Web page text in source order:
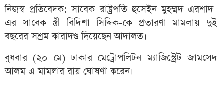
নিজস্ব প্রতিবেদক: সাবেক রাষ্ট্রপতি হুসেইন মুহম্মদ এরশাদ-
এর সাবেক স্ত্রী বিদিশা সিদ্দিক-কে প্রতারণা মামলায় দুই
বছরের সশ্রম কারাদণ্ড দিয়েছেন আদালত।
বুধবার (২০ মে) ঢাকার মেট্রোপলিটন ম্যাজিস্ট্রেট জামসেদ
আলম এ মামলার রায় ঘোষণা করেন।